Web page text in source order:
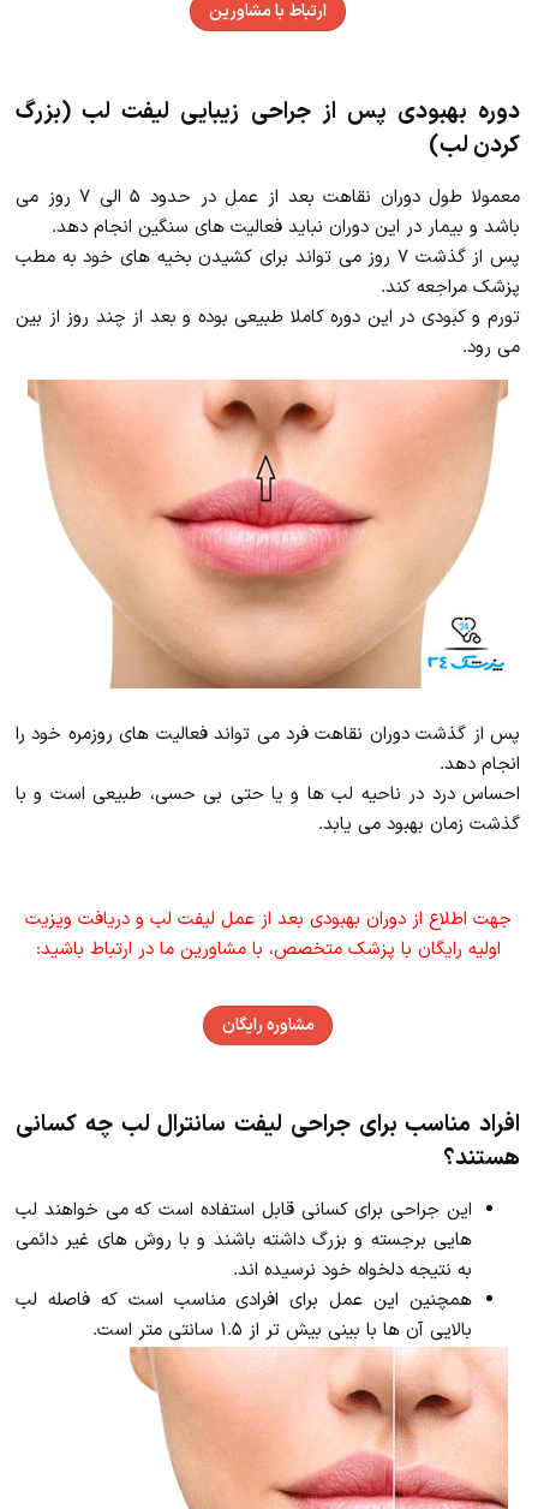
ارتباط با مشاورین
دوره بهبودی پس از جراحی زیبایی لیفت لب (بزرگ
کردن لب)
معمولا طول دوران نقاهت بعد از عمل در حدود ۵ الی ۷ روز می
باشد و بیمار در این دوران نباید فعالیت های سنگین انجام دهد.
پس از گذشت ۷ روز می تواند برای کشیدن بخیه های خود به مطب
پزشک مراجعه کند.
تورم و کبودی در این دوره کاملا طبیعی بوده و بعد از چند روز از بین
می رود.
پس از گذشت دوران نقاهت فرد می تواند فعالیت های روزمره خود را
انجام دهد.
احساس درد در ناحیه لب ها و یا حتی بی حسی، طبیعی است و با
گذشت زمان بهبود می یابد.
جهت اطلاع از دوران بهبودی بعد از عمل لیفت لب و دریافت ویزیت
اولیه رایگان با پزشک متخصص، با مشاورین ما در ارتباط باشید:
مشاوره رایگان
افراد مناسب برای جراحی لیفت سانترال لب چه کسانی
هستند؟
این جراحی برای کسانی قابل استفاده است که می خواهند لب
هایی برجسته و بزرگ داشته باشند و با روش های غیر دائمی
به نتیجه دلخواه خود نرسیده اند.
همچنین این عمل برای افرادی مناسب است که فاصله لب
بالایی آن ها با بینی بیش تر از ۱.۵ سانتی متر است.